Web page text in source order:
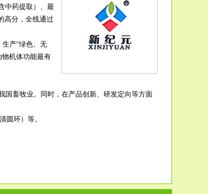
中药提取）、最
高分，全线通过
产“绿色、无
机体功能最有
国畜牧业。同时，在产品创新、研发定向等方面
圆环）等。